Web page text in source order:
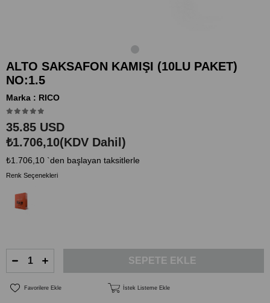
ALTO SAKSAFON KAMIŞI (10LU PAKET)
NO:1.5
Marka : RICO
35.85 USD
₺1.706,10(KDV Dahil)
₺1.706,10 `den başlayan taksitlerle
Renk Seçenekleri
Favorilere Ekle İstek Listeme Ekle